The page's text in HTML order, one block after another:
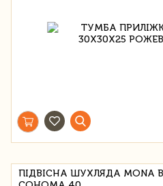
ПІДВІСНА ШУХЛЯДА MONA